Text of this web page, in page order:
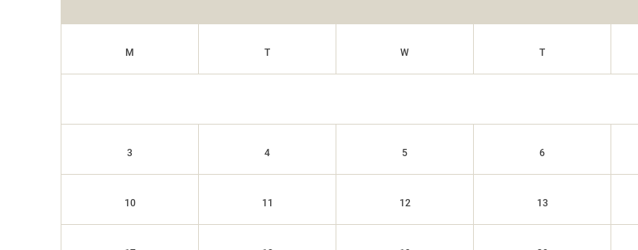
M T W T
3 4 5 6
10 11 12 13